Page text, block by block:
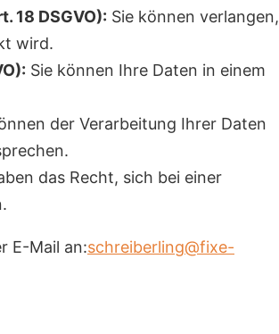
18 DSGVO): Sie können verlangen,
wird.
Sie können Ihre Daten in einem
der Verarbeitung Ihrer Daten
das Recht, sich bei einer
E-Mail an:schreiberling@fixe-